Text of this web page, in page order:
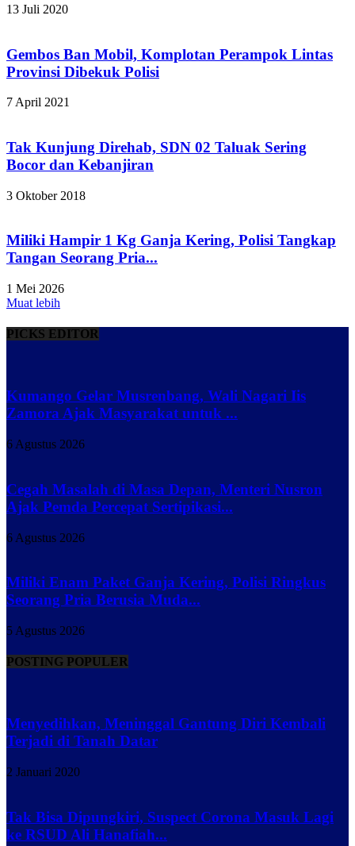
13 Juli 2020
Gembos Ban Mobil, Komplotan Perampok Lintas
Provinsi Dibekuk Polisi
7 April 2021
Tak Kunjung Direhab, SDN 02 Taluak Sering
Bocor dan Kebanjiran
3 Oktober 2018
Miliki Hampir 1 Kg Ganja Kering, Polisi Tangkap
Tangan Seorang Pria...
1 Mei 2026
Muat lebih
PICKS EDITOR
Kumango Gelar Musrenbang, Wali Nagari Iis
Zamora Ajak Masyarakat untuk ...
6 Agustus 2026
Cegah Masalah di Masa Depan, Menteri Nusron
Ajak Pemda Percepat Sertipikasi...
6 Agustus 2026
Miliki Enam Paket Ganja Kering, Polisi Ringkus
Seorang Pria Berusia Muda...
5 Agustus 2026
POSTING POPULER
Menyedihkan, Meninggal Gantung Diri Kembali
Terjadi di Tanah Datar
2 Januari 2020
Tak Bisa Dipungkiri, Suspect Corona Masuk Lagi
ke RSUD Ali Hanafiah...